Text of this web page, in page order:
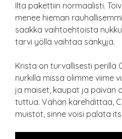
Ilta pakettiin normaalisti.
menee hieman
saakka vaihtoehtoista
tarvi yöllä vaihtaa sänkyjä.
Krista on turvallisesti perillä
nurkilla missä olimme viime
ja maiset, kaupat ja päivän
tuttua. Vähän karehdittaa,
muistot, sinne voisi palata